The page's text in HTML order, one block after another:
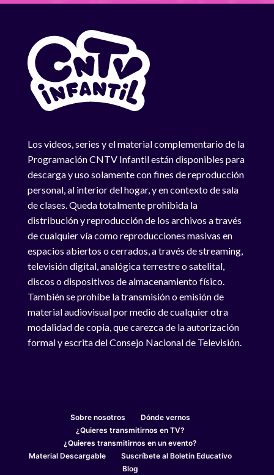
Los videos, series y el material complementario de la
Programación CNTV Infantil están disponibles para
descarga y uso solamente con fines de reproducción
personal, al interior del hogar, y en contexto de sala
de clases. Queda totalmente prohibida la
distribución y reproducción de los archivos a través
de cualquier vía como reproducciones masivas en
espacios abiertos o cerrados, a través de streaming,
televisión digital, analógica terrestre o satelital,
discos o dispositivos de almacenamiento físico.
También se prohíbe la transmisión o emisión de
material audiovisual por medio de cualquier otra
modalidad de copia, que carezca de la autorización
formal y escrita del Consejo Nacional de Televisión.
Sobre nosotros
Dónde vernos
¿Quieres transmitirnos en TV?
¿Quieres transmitirnos en un evento?
Material Descargable
Suscríbete al Boletín Educativo
Blog